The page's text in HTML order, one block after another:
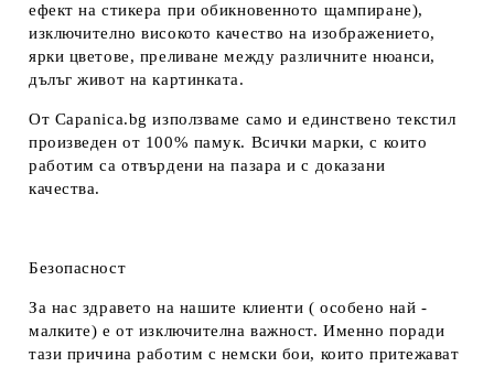
ефект на стикера при обикновенното щампиране),
изключително високото качество на изображението,
ярки цветове, преливане между различните нюанси,
дълъг живот на картинката.
От Capanica.bg използваме само и единствено текстил
произведен от 100% памук. Всички марки, с които
работим са отвърдени на пазара и с доказани
качества.
Безопасност
За нас здравето на нашите клиенти ( особено най -
малките) е от изключителна важност. Именно поради
тази причина работим с немски бои, които притежават